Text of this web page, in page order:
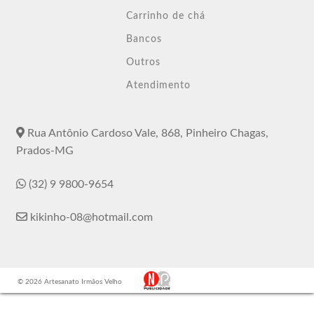
Carrinho de chá
Bancos
Outros
Atendimento
Rua Antônio Cardoso Vale, 868, Pinheiro Chagas,
Prados-MG
(32) 9 9800-9654
kikinho-08@hotmail.com
© 2026 Artesanato Irmãos Velho